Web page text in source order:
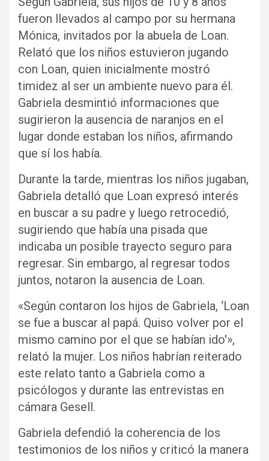
fueron llevados al campo por su hermana
Mónica, invitados por la abuela de Loan.
Relató que los niños estuvieron jugando
con Loan, quien inicialmente mostró
timidez al ser un ambiente nuevo para él.
Gabriela desmintió informaciones que
sugirieron la ausencia de naranjos en el
lugar donde estaban los niños, afirmando
que sí los había.
Durante la tarde, mientras los niños jugaban,
Gabriela detalló que Loan expresó interés
en buscar a su padre y luego retrocedió,
sugiriendo que había una pisada que
indicaba un posible trayecto seguro para
regresar. Sin embargo, al regresar todos
juntos, notaron la ausencia de Loan.
«Según contaron los hijos de Gabriela, ‘Loan
se fue a buscar al papá. Quiso volver por el
mismo camino por el que se habían ido'»,
relató la mujer. Los niños habrían reiterado
este relato tanto a Gabriela como a
psicólogos y durante las entrevistas en
cámara Gesell.
Gabriela defendió la coherencia de los
testimonios de los niños y criticó la manera